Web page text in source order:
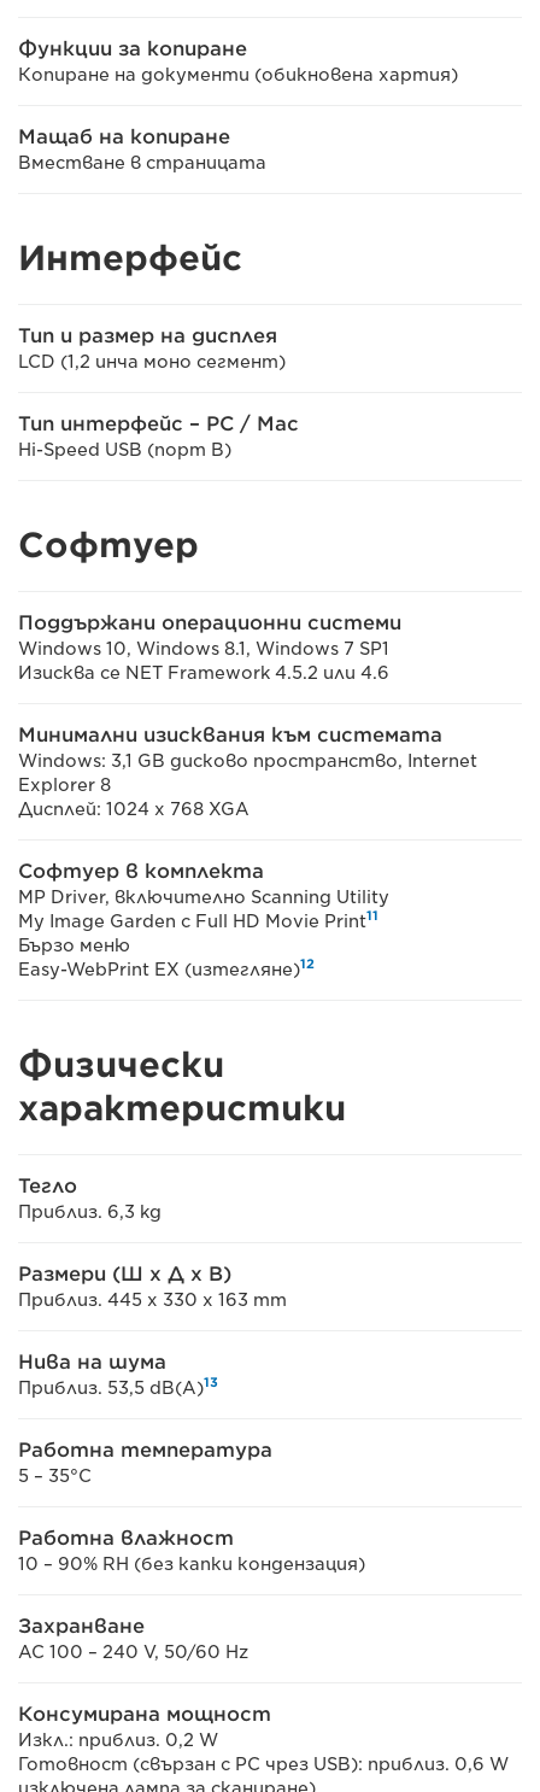
Функции за копиране
Копиране на документи (обикновена хартия)
Мащаб на копиране
Вместване в страницата
Интерфейс
Тип и размер на дисплея
LCD (1,2 инча моно сегмент)
Тип интерфейс – PC / Mac
Hi-Speed USB (порт B)
Софтуер
Поддържани операционни системи
Windows 10, Windows 8.1, Windows 7 SP1
Изисква се NET Framework 4.5.2 или 4.6
Минимални изисквания към системата
Windows: 3,1 GB дисково пространство, Internet
Explorer 8
Дисплей: 1024 x 768 XGA
Софтуер в комплекта
MP Driver, включително Scanning Utility
My Image Garden с Full HD Movie Print11
Бързо меню
Easy-WebPrint EX (изтегляне)12
Физически
характеристики
Тегло
Приблиз. 6,3 kg
Размери (Ш x Д x В)
Приблиз. 445 x 330 x 163 mm
Нива на шума
Приблиз. 53,5 dB(A)13
Работна температура
5 – 35°C
Работна влажност
10 – 90% RH (без капки кондензация)
Захранване
AC 100 – 240 V, 50/60 Hz
Консумирана мощност
Изкл.: приблиз. 0,2 W
Готовност (свързан с PC чрез USB): приблиз. 0,6 W
изключена лампа за сканиране)